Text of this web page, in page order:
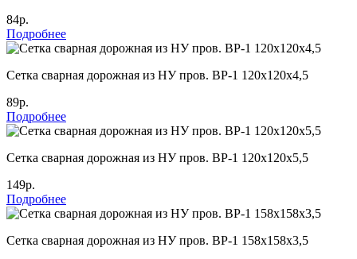
84р.
Подробнее
Cетка сварная дорожная из НУ пров. ВР-1 120х120х4,5
89р.
Подробнее
Cетка сварная дорожная из НУ пров. ВР-1 120х120х5,5
149р.
Подробнее
Cетка сварная дорожная из НУ пров. ВР-1 158х158х3,5